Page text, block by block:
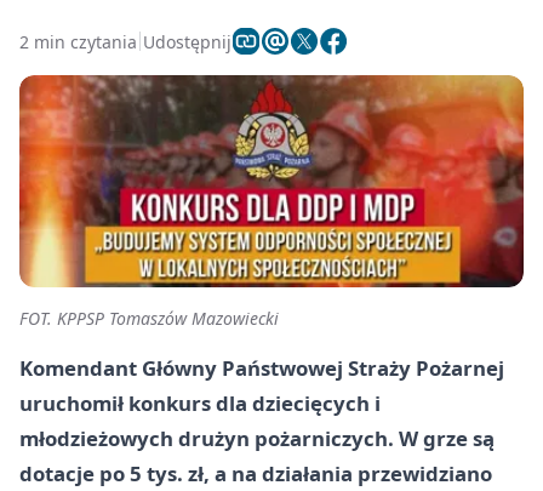
2 min czytania Udostępnij
FOT. KPPSP Tomaszów Mazowiecki
Komendant Główny Państwowej Straży Pożarnej
uruchomił konkurs dla dziecięcych i
młodzieżowych drużyn pożarniczych. W grze są
dotacje po 5 tys. zł, a na działania przewidziano